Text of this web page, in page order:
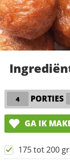
PORTIES
GA IK
175 tot 200